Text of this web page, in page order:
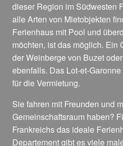
dieser Region im Südwesten
alle Arten von Mietobjekten
Ferienhaus mit Pool und
möchten, ist das möglich. Ein
der Weinberge von Buzet
ebenfalls. Das Lot-et-
für die Vermietung.
Sie fahren mit Freunden und
Gemeinschaftsraum haben?
Frankreichs das ideale
Departement gibt es viele